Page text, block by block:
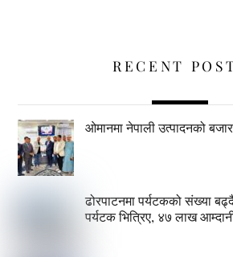
RECENT
ओमानमा नेपाली उत्पादनको
ढोरपाटनमा पर्यटकको संख्या
पर्यटक भित्रिए, ४७ लाख